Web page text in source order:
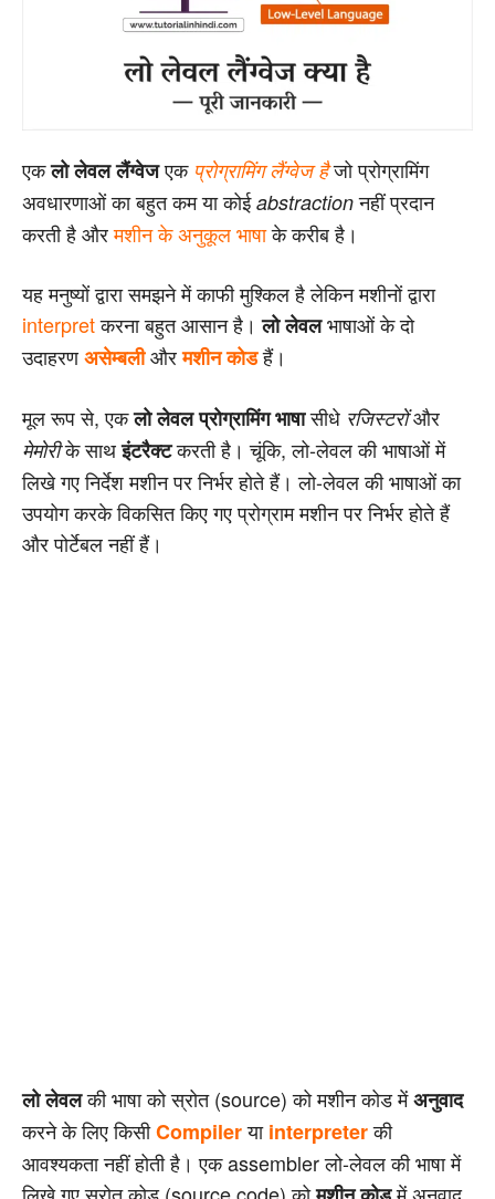
एकलो लेवल लैंग्वेजएक प्रोग्रामिंग लैंग्वेज हैजो प्रोग्रामिंग
अवधारणाओं का बहुत कम या कोईabstractionनहीं प्रदान
करती है औरमशीन के अनुकूल भाषाके करीब है।
यह मनुष्यों द्वारा समझने में काफी मुश्किल है लेकिन मशीनों द्वारा
interpretकरना बहुत आसान है।लो लेवलभाषाओं के दो
उदाहरणअसेम्बलीऔरमशीन कोडहैं।
मूल रूप से, एकलो लेवल प्रोग्रामिंग भाषासीधे रजिस्टरोंऔर
मेमोरीके साथइंटरैक्टकरती है। चूंकि, लो-लेवल की भाषाओं में
लिखे गए निर्देश मशीन पर निर्भर होते हैं। लो-लेवल की भाषाओं का
उपयोग करके विकसित किए गए प्रोग्राम मशीन पर निर्भर होते हैं
और पोर्टेबल नहीं हैं।
लो लेवलकी भाषा को स्रोत (source) को मशीन कोड मेंअनुवाद
करने के लिए किसीCompilerयाinterpreterकी
आवश्यकता नहीं होती है। एक assembler लो-लेवल की भाषा में